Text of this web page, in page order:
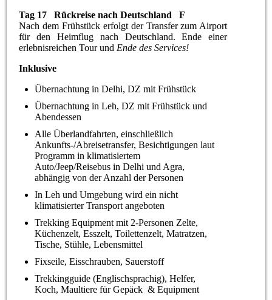
Tag 17 Rückreise nach Deutschland F
Nach dem Frühstück erfolgt der Transfer zum Airport
für den Heimflug nach Deutschland. Ende einer
erlebnisreichen Tour und Ende des Services!
Inklusive
Übernachtung in Delhi, DZ mit Frühstück
Übernachtung in Leh, DZ mit Frühstück und
Abendessen
Alle Überlandfahrten, einschließlich
Ankunfts-/Abreisetransfer, Besichtigungen laut
Programm in klimatisiertem
Auto/Jeep/Reisebus in Delhi und Agra,
abhängig von der Anzahl der Personen
In Leh und Umgebung wird ein nicht
klimatisierter Transport angeboten
Trekking Equipment mit 2-Personen Zelte,
Küchenzelt, Esszelt, Toilettenzelt, Matratzen,
Tische, Stühle, Lebensmittel
Fixseile, Eisschrauben, Sauerstoff
Trekkingguide (Englischsprachig), Helfer,
Koch, Maultiere für Gepäck & Equipment